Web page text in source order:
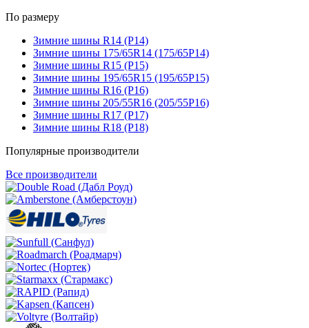
По размеру
Зимние шины R14 (Р14)
Зимние шины 175/65R14 (175/65Р14)
Зимние шины R15 (Р15)
Зимние шины 195/65R15 (195/65Р15)
Зимние шины R16 (Р16)
Зимние шины 205/55R16 (205/55Р16)
Зимние шины R17 (Р17)
Зимние шины R18 (Р18)
Популярные производители
Все производители